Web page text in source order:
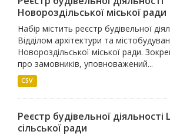
Новороздільської міської ради
Набір містить реєстр будівельної
Відділом архітектури та
Новороздільської міської ради.
про замовників, уповноважений...
CSV
Реєстр будівельної діяльності
сільської ради